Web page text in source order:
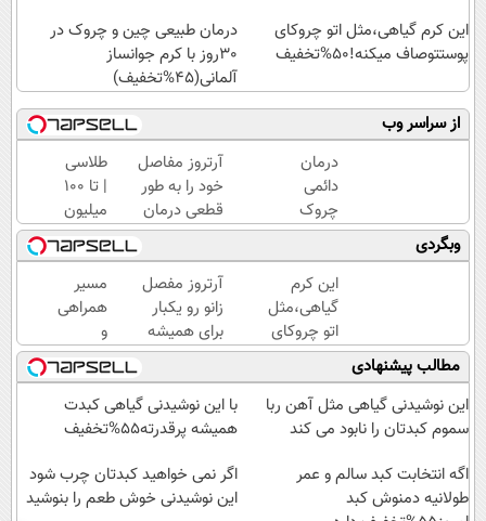
این کرم گیاهی،مثل اتو چروکای
پوستتوصاف میکنه!50%تخفیف
درمان طبیعی چین و چروک در
30روز با کرم جوانساز
آلمانی(45%تخفیف)
از سراسر وب
درمان
دائمی
چروک
های
پوستی
در
منزل!
خرید
محصول
با
تخفیف
آرتروز مفاصل
خود را به طور
قطعی درمان
کنید!
◗پرسش‌نامه◖
طلاسی
| تا 100
میلیون
وام
آنی
خرید
طلا💰
ثبت
نام
کن!
وبگردی
این کرم
گیاهی،مثل
اتو چروکای
پوستتوصاف
میکنه!50%تخفیف
آرتروز مفصل
زانو رو یکبار
برای همیشه
درمان کن!
◗پرسش‌نامه◖
مسیر
همراهی
و
گزارش
عملکرد
گروه
اسنپ
۱۴۰۴
مطالب پیشنهادی
این نوشیدنی گیاهی مثل آهن ربا
سموم کبدتان را نابود می کند
با این نوشیدنی گیاهی کبدت
همیشه پرقدرته55%تخفیف
اگه انتخابت کبد سالم و عمر
طولانیه دمنوش کبد
اگر نمی خواهید کبدتان چرب شود
این نوشیدنی خوش طعم را بنوشید